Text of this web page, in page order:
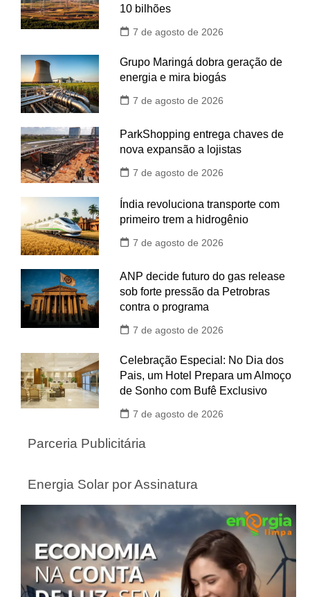
10 bilhões
7 de agosto de 2026
Grupo Maringá dobra geração de
energia e mira biogás
7 de agosto de 2026
ParkShopping entrega chaves de
nova expansão a lojistas
7 de agosto de 2026
Índia revoluciona transporte com
primeiro trem a hidrogênio
7 de agosto de 2026
ANP decide futuro do gas release
sob forte pressão da Petrobras
contra o programa
7 de agosto de 2026
Celebração Especial: No Dia dos
Pais, um Hotel Prepara um Almoço
de Sonho com Bufê Exclusivo
7 de agosto de 2026
Parceria Publicitária
Energia Solar por Assinatura